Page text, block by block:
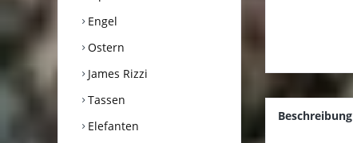
Engel
Ostern
James Rizzi
Tassen
Elefanten
Beschreibung